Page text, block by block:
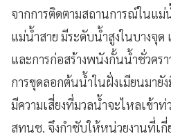
จากการติดตามสถานการณ์ในแ
แม่น้ำสาย มีระดับน้ำสูงในบางจุ
และการก่อสร้างพนังกั้นน้ำชั่วคร
การขุดลอกต้นน้ำในฝั่งเมียนมายั
มีความเสี่ยงที่มวลน้ำจะไหลเข้า
สทนช. จึงกำชับให้หน่วยงานที่เกี่